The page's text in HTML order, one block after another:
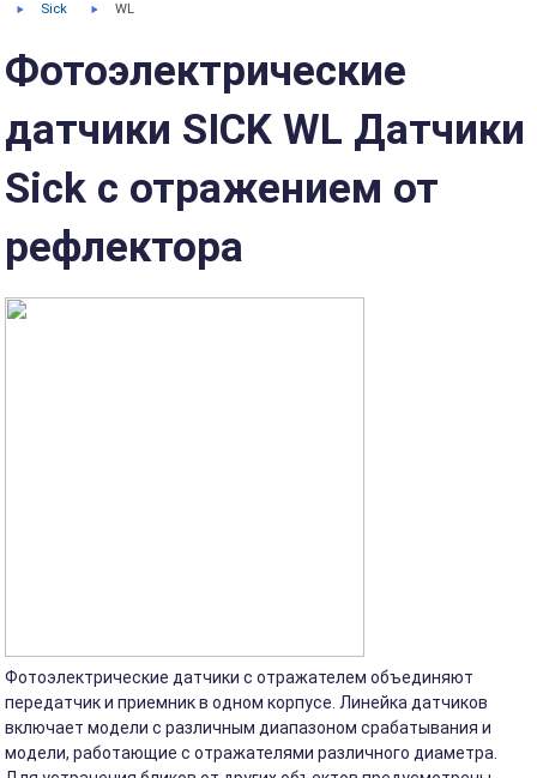
Sick WL
Фотоэлектрические
датчики SICK WL Датчики
Sick с отражением от
рефлектора
Фотоэлектрические датчики с отражателем объединяют
передатчик и приемник в одном корпусе. Линейка датчиков
включает модели с различным диапазоном срабатывания и
модели, работающие с отражателями различного диаметра.